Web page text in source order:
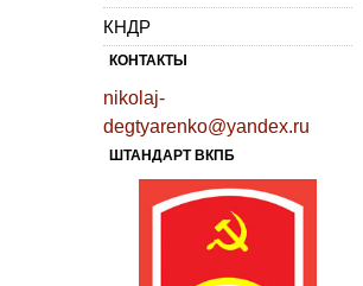
КНДР
КОНТАКТЫ
nikolaj-
degtyarenko@yandex.ru
ШТАНДАРТ ВКПБ